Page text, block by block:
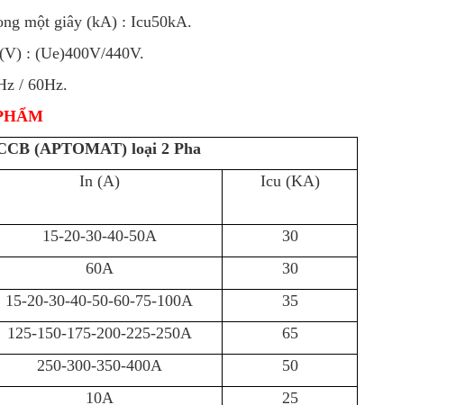
một giây (kA) : Icu50kA.
: (Ue)400V/440V.
/ 60Hz.
(APTOMAT) loại 2 Pha
In (A) Icu (KA)
15-20-30-40-50A
30
60A
30
15-20-30-40-50-60-75-100A
35
125-150-175-200-225-250A
65
250-300-350-400A
50
10A
25